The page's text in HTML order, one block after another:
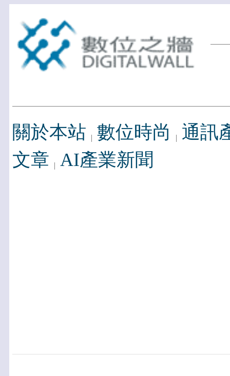
關於本站 數位時尚
通訊
文章 AI產業新聞